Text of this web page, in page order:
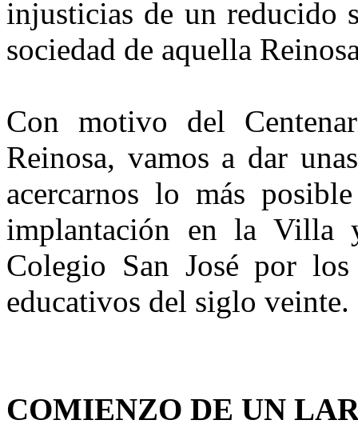
injusticias de un reducido
sociedad de aquella
Con motivo del
Reinosa, vamos a dar
acercarnos lo más
implantación en la Villa
Colegio San José por
educativos del siglo veinte.
COMIENZO DE UN